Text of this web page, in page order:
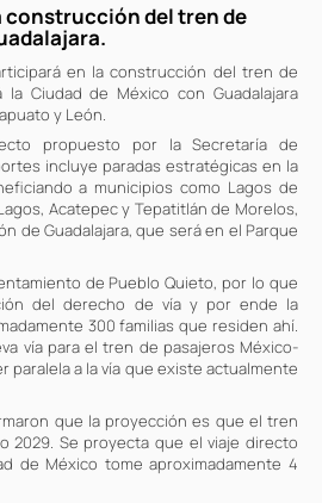
construcción del tren de
en la construcción del tren de
la Ciudad de México con Guadalajara
y León.
propuesto por la Secretaría de
incluye paradas estratégicas en la
a municipios como Lagos de
Acatepec y Tepatitlán de Morelos,
de Guadalajara, que será en el Parque
de Pueblo Quieto, por lo que
del derecho de vía y por ende la
300 familias que residen ahí.
vía para el tren de pasajeros México-
paralela a la vía que existe actualmente
que la proyección es que el tren
2029. Se proyecta que el viaje directo
de México tome aproximadamente 4